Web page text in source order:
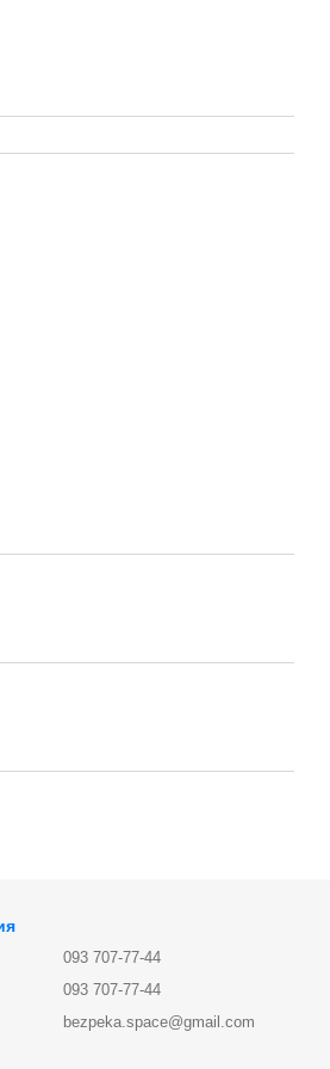
093 707-77-44
093 707-77-44
bezpeka.space@gmail.com